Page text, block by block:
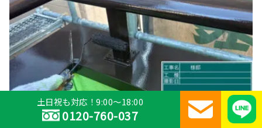
土日祝も対応！9:00～18:00
0120-760-037